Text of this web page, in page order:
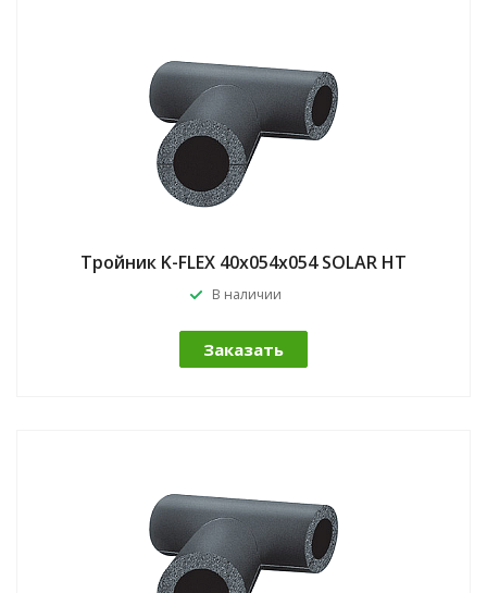
Тройник K-FLEX 40x054x054 SOLAR HT
В наличии
Заказать